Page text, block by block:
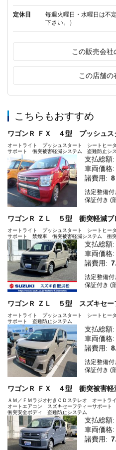
定休日
毎週火曜日・水曜日は不
下さい。）
この販売会社
この店舗の
こちらもおすすめ
ワゴンＲ ＦＸ ４型 プッシュス
オートライト プッシュスタート シートヒー
サポート 衝突被害軽減システム 盗難防止シ
支払総額:
車両価格:
諸費用: 8
法定整備付
保証付き (
ワゴンＲ ＺＬ ５型 衝突軽減ブ
オートライト プッシュスタート シートヒー
サポート 禁煙車 衝突被害軽減システム 衝
支払総額:
車両価格:
諸費用:
法定整備付
保証付き (
ワゴンＲ ＺＬ ５型 スズキセー
オートライト プッシュスタート シートヒー
サポート 盗難防止システム
支払総額:
車両価格:
諸費用:
法定整備付
保証付き (
ワゴンＲ ＦＸ ４型 衝突被害軽
ＡＭ／ＦＭラジオ付きＣＤステレオ オート
オートエアコン スズキセーフティーサポー
衝突安全ボディ 盗難防止システム
支払総額:
車両価格:
諸費用: